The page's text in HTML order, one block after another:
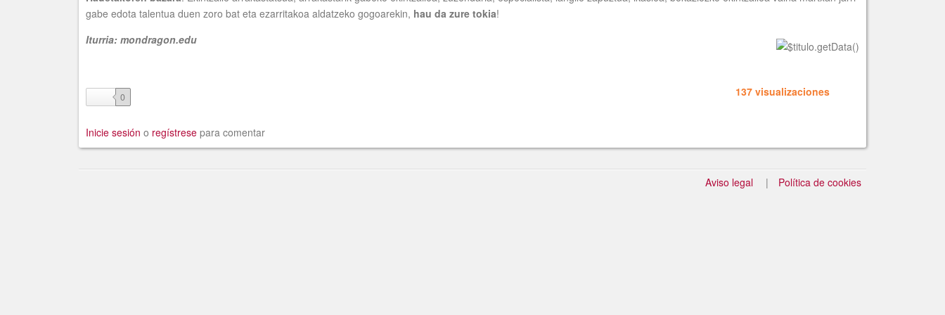
gabe edota talentua duen zoro bat eta ezarritakoa aldatzeko gogoarekin, hau da zure tokia!
Iturria: mondragon.edu
like0 137 visualizaciones
Inicie sesión o regístrese para comentar
Aviso legal Política de cookies